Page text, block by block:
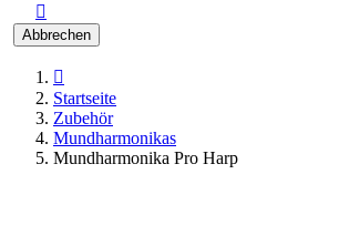

Abbrechen

Startseite
Zubehör
Mundharmonikas
Mundharmonika Pro Harp